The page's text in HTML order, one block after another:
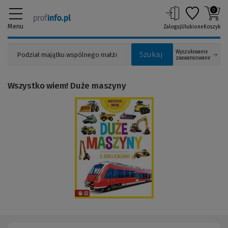
Menu
Szukaj
Wyszukiwanie
zaawansowane
ZalogujUlubione
0
Koszyk
Wszystko wiem! Duże maszyny